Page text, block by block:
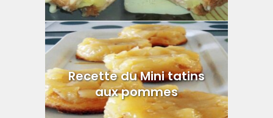
Recette du Mini tatins
aux pommes